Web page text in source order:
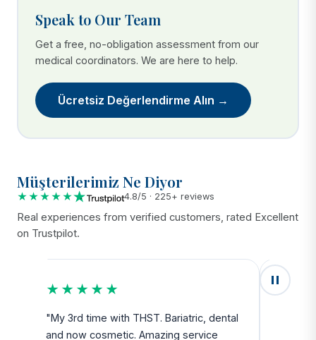
Speak to Our Team
Get a free, no-obligation assessment from our
medical coordinators. We are here to help.
Ücretsiz Değerlendirme Alın →
Müşterilerimiz Ne Diyor
★★★★★ 4.8/5 · 225+ reviews
Real experiences from verified customers, rated Excellent
on Trustpilot.
★★★★★
"My 3rd time with THST. Bariatric, dental
and now cosmetic. Amazing service